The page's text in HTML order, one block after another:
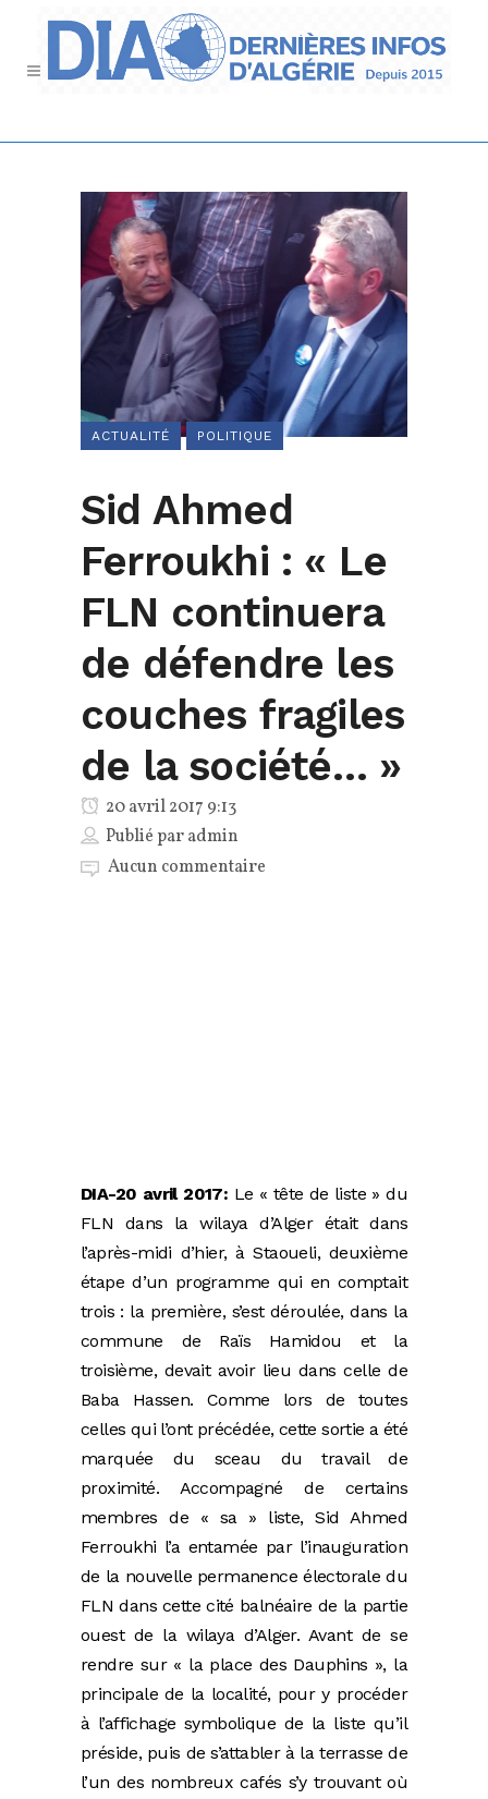
ACTUALITÉ POLITIQUE
Sid Ahmed
Ferroukhi : « Le
FLN continuera
de défendre les
couches fragiles
de la société… »
20 avril 2017 9:13
Publié paradmin
Aucun commentaire
DIA-20 avril 2017: Le « tête de liste » du
FLN dans la wilaya d’Alger était dans
l’après-midi d’hier, à Staoueli, deuxième
étape d’un programme qui en comptait
trois : la première, s’est déroulée, dans la
commune de Raïs Hamidou et la
troisième, devait avoir lieu dans celle de
Baba Hassen. Comme lors de toutes
celles qui l’ont précédée, cette sortie a été
marquée du sceau du travail de
proximité. Accompagné de certains
membres de « sa » liste, Sid Ahmed
Ferroukhi l’a entamée par l’inauguration
de la nouvelle permanence électorale du
FLN dans cette cité balnéaire de la partie
ouest de la wilaya d’Alger. Avant de se
rendre sur « la place des Dauphins », la
principale de la localité, pour y procéder
à l’affichage symbolique de la liste qu’il
préside, puis de s’attabler à la terrasse de
l’un des nombreux cafés s’y trouvant où